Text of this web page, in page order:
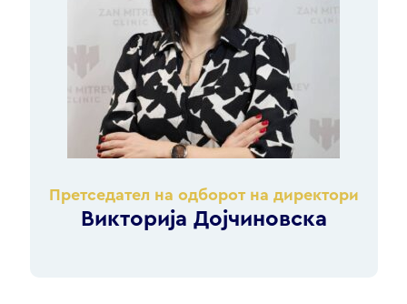
Претседател на одборот на директори
Викторија Дојчиновска